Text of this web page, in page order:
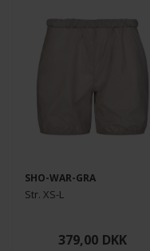
SHO-WAR-GRA
Str. XS-L
379,00 DKK